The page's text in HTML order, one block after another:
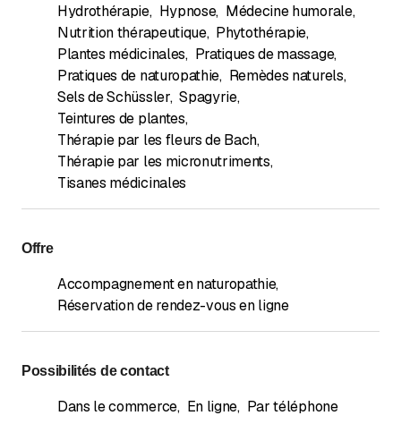
Hydrothérapie, Hypnose, Médecine humorale,
Nutrition thérapeutique, Phytothérapie,
Plantes médicinales, Pratiques de massage,
Pratiques de naturopathie, Remèdes naturels,
Sels de Schüssler, Spagyrie,
Teintures de plantes,
Thérapie par les fleurs de Bach,
Thérapie par les micronutriments,
Tisanes médicinales
Offre
Accompagnement en naturopathie,
Réservation de rendez-vous en ligne
Possibilités de contact
Dans le commerce, En ligne, Par téléphone